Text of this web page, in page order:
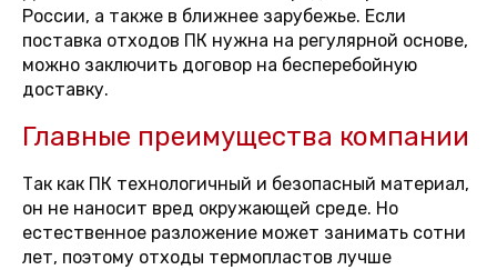
России, а также в ближнее зарубежье. Если
поставка отходов ПК нужна на регулярной основе,
можно заключить договор на бесперебойную
доставку.
Главные преимущества компании
Так как ПК технологичный и безопасный материал,
он не наносит вред окружающей среде. Но
естественное разложение может занимать сотни
лет, поэтому отходы термопластов лучше